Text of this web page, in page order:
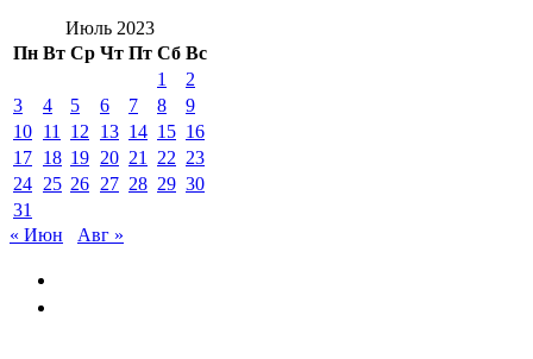
Июль 2023
Пн Вт Ср Чт Пт Сб Вс
1
2
3
4 5 6 7 8
9
10 11 12 13 14 15 16
17 18 19 20 21 22 23
24 25 26 27 28 29 30
31
« Июн
Авг »